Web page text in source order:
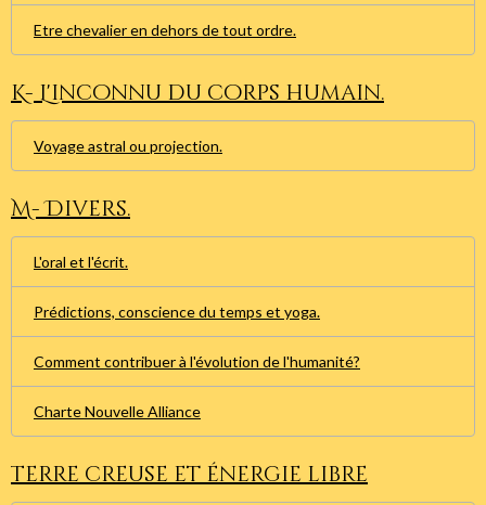
Etre chevalier en dehors de tout ordre.
K- L'inconnu du corps humain.
Voyage astral ou projection.
M- Divers.
L'oral et l'écrit.
Prédictions, conscience du temps et yoga.
Comment contribuer à l'évolution de l'humanité?
Charte Nouvelle Alliance
Terre creuse et énergie libre